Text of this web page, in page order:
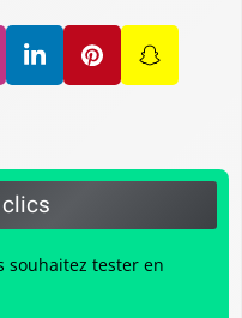
souhaitez tester en